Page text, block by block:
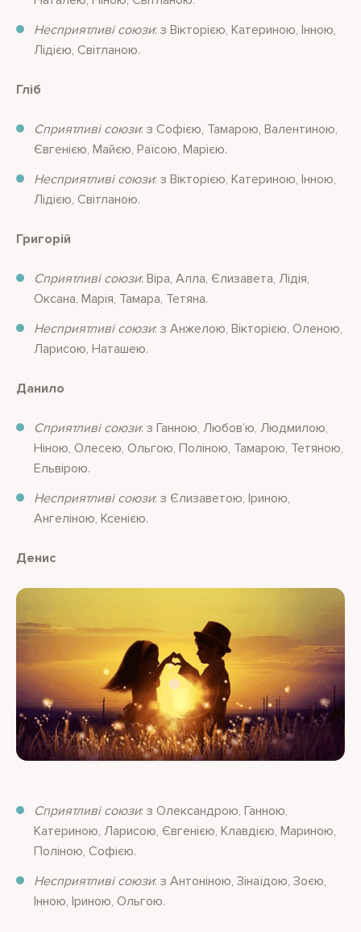
Несприятливі союзи: з Вікторією, Катериною, Інною,
Лідією, Світланою.
Гліб
Сприятливі союзи: з Софією, Тамарою, Валентиною,
Євгенією, Майєю, Раїсою, Марією.
Несприятливі союзи: з Вікторією, Катериною, Інною,
Лідією, Світланою.
Григорій
Сприятливі союзи: Віра, Алла, Єлизавета, Лідія,
Оксана, Марія, Тамара, Тетяна.
Несприятливі союзи: з Анжелою, Вікторією, Оленою,
Ларисою, Наташею.
Данило
Сприятливі союзи: з Ганною, Любов’ю, Людмилою,
Ніною, Олесею, Ольгою, Поліною, Тамарою, Тетяною,
Ельвірою.
Несприятливі союзи: з Єлизаветою, Іриною,
Ангеліною, Ксенією.
Денис
Сприятливі союзи: з Олександрою, Ганною,
Катериною, Ларисою, Євгенією, Клавдією, Мариною,
Поліною, Софією.
Несприятливі союзи: з Антоніною, Зінаїдою, Зоєю,
Інною, Іриною, Ольгою.